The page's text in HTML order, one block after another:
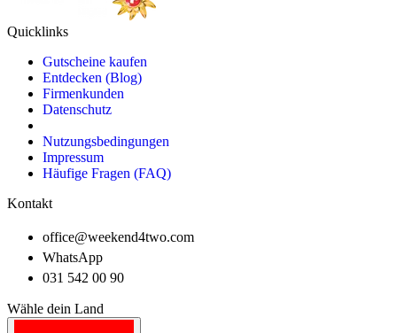
Quicklinks
Gutscheine kaufen
Entdecken (Blog)
Firmenkunden
Datenschutz
Nutzungsbedingungen
Impressum
Häufige Fragen (FAQ)
Kontakt
office@weekend4two.com
WhatsApp
031 542 00 90
Wähle dein Land